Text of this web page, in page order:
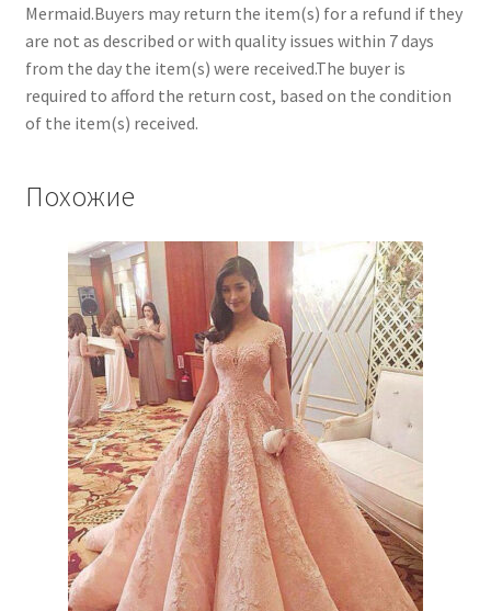
Mermaid.Buyers may return the item(s) for a refund if they
are not as described or with quality issues within 7 days
from the day the item(s) were received.The buyer is
required to afford the return cost, based on the condition
of the item(s) received.
Похожие